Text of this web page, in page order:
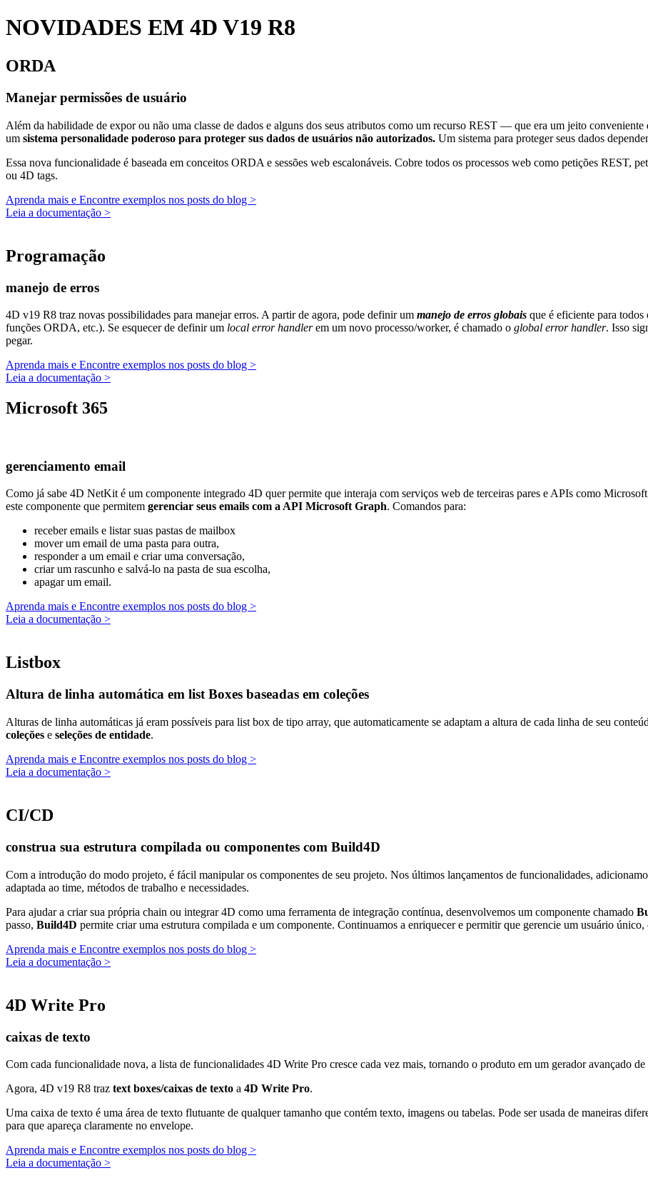
NOVIDADES EM 4D V19 R8
ORDA
Manejar permissões de usuário
Além da habilidade de expor ou não uma classe de dados e alguns dos seus atributos como um recurso REST — que era um jeito
um sistema personalidade poderoso para proteger sus dados de usuários não autorizados. Um sistema para proteger seus dados
Essa nova funcionalidade é baseada em conceitos ORDA e sessões web escalonáveis. Cobre todos os processos web como petições REST,
ou 4D tags.
Aprenda mais e Encontre exemplos nos posts do blog >
Leia a documentação >
Programação
manejo de erros
4D v19 R8 traz novas possibilidades para manejar erros. A partir de agora, pode definir um manejo de erros globais que é eficiente para
funções ORDA, etc.). Se esquecer de definir um local error handlerem um novo processo/worker, é chamado o global error handler. Isso
pegar.
Aprenda mais e Encontre exemplos nos posts do blog >
Leia a documentação >
Microsoft 365
gerenciamento email
Como já sabe 4D NetKit é um componente integrado 4D quer permite que interaja com serviços web de terceiras pares e APIs como
este componente que permitem gerenciar seus emails com a API Microsoft Graph. Comandos para:
receber emails e listar suas pastas de mailbox
mover um email de uma pasta para outra,
responder a um email e criar uma conversação,
criar um rascunho e salvá-lo na pasta de sua escolha,
apagar um email.
Aprenda mais e Encontre exemplos nos posts do blog >
Leia a documentação >
Listbox
Altura de linha automática em list Boxes baseadas em coleções
Alturas de linha automáticas já eram possíveis para list box de tipo array, que automaticamente se adaptam a altura de cada linha de seu
coleções e seleções de entidade.
Aprenda mais e Encontre exemplos nos posts do blog >
Leia a documentação >
CI/CD
construa sua estrutura compilada ou componentes com Build4D
Com a introdução do modo projeto, é fácil manipular os componentes de seu projeto. Nos últimos lançamentos de funcionalidades,
adaptada ao time, métodos de trabalho e necessidades.
Para ajudar a criar sua própria chain ou integrar 4D como uma ferramenta de integração contínua, desenvolvemos um componente chamado
passo, Build4D permite criar uma estrutura compilada e um componente. Continuamos a enriquecer e permitir que gerencie um usuário
Aprenda mais e Encontre exemplos nos posts do blog >
Leia a documentação >
4D Write Pro
caixas de texto
Com cada funcionalidade nova, a lista de funcionalidades 4D Write Pro cresce cada vez mais, tornando o produto em um gerador avançado de
Agora, 4D v19 R8 traz text boxes/caixas de texto a 4D Write Pro.
Uma caixa de texto é uma área de texto flutuante de qualquer tamanho que contém texto, imagens ou tabelas. Pode ser usada de maneiras
para que apareça claramente no envelope.
Aprenda mais e Encontre exemplos nos posts do blog >
Leia a documentação >